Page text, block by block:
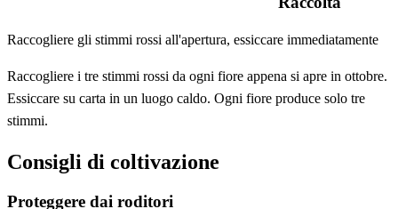
Raccogliere gli stimmi rossi all'apertura, essiccare immediatamente
Raccogliere i tre stimmi rossi da ogni fiore appena si apre in ottobre.
Essiccare su carta in un luogo caldo. Ogni fiore produce solo tre
stimmi.
Consigli di coltivazione
Proteggere dai roditori